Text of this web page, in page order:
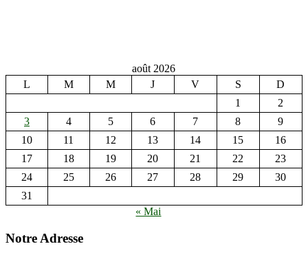
août 2026
L
M M J V S
D
1
2
3
4 5 6 7 8
9
10
11 12 13 14 15
16
17
18 19 20 21 22
23
24
25 26 27 28 29
30
31
« Mai
Notre Adresse